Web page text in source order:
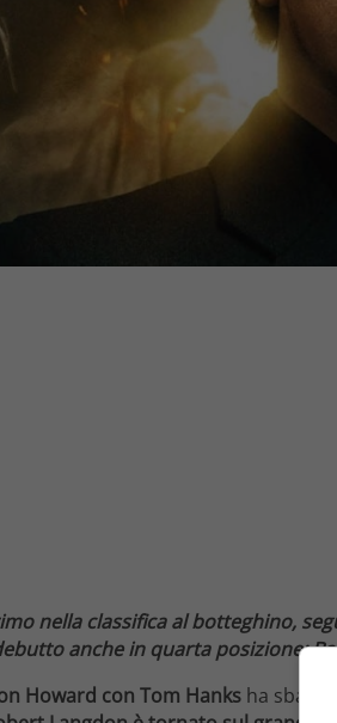
nella classifica al botteghino,
anche in quarta posizione:
Howard con Tom Hanks ha